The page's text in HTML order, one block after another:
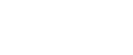
獲得 5.0 的平均評分（滿分 5 分）